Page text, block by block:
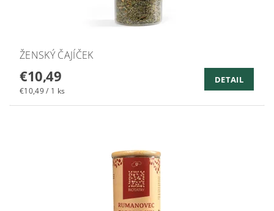
ŽENSKÝ ČAJÍČEK
€10,49
€10,49 / 1 ks
DETAIL